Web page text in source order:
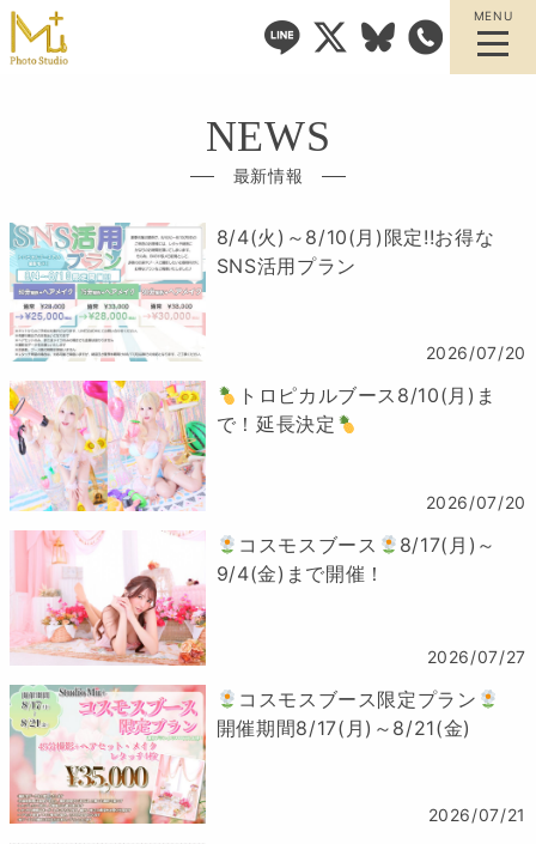
MENU
NEWS
最新情報
8/4(火)～8/10(月)限定!!お得な
SNS活用プラン
2026/07/20
トロピカルブース8/10(月)ま
で！延長決定
2026/07/20
コスモスブース
8/17(月)～
9/4(金)まで開催！
2026/07/27
コスモスブース限定プラン
開催期間8/17(月)～8/21(金)
2026/07/21